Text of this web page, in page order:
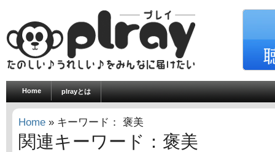
Home plrayとは
Home » キーワード： 褒美
関連キーワード：褒美